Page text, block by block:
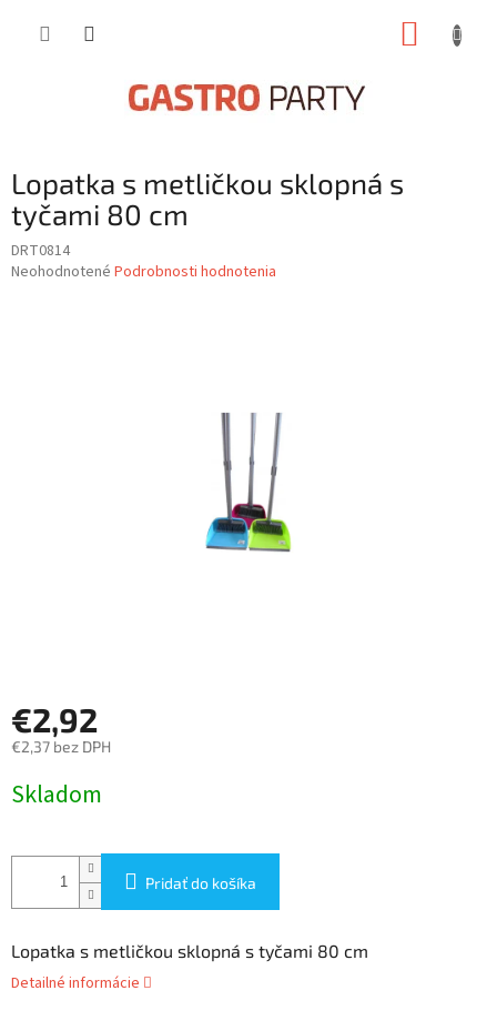
Lopatka s metličkou sklopná s
tyčami 80 cm
DRT0814
Priemerné
Neohodnotené Podrobnosti hodnotenia
€2,92
€2,37 bez DPH
cena:
Skladom
Pridať do košíka
Lopatka s metličkou sklopná s tyčami 80 cm
Detailné informácie